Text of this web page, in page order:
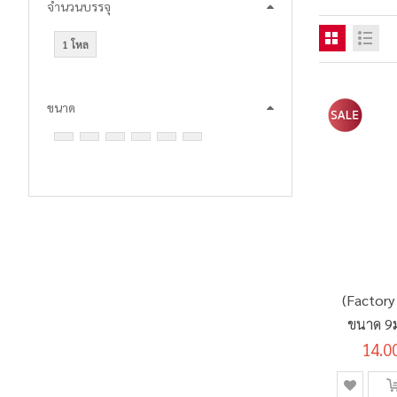
ขนาด 9
จำนวนบรรจุ
1 โหล
ขนาด